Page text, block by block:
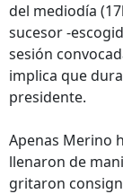
del mediodía
sucesor -
sesión
implica que
presidente.
Apenas Merino
llenaron de
gritaron